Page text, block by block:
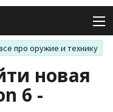
про оружие и технику
новая
6 -